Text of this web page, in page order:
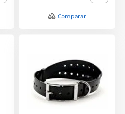
Comparar